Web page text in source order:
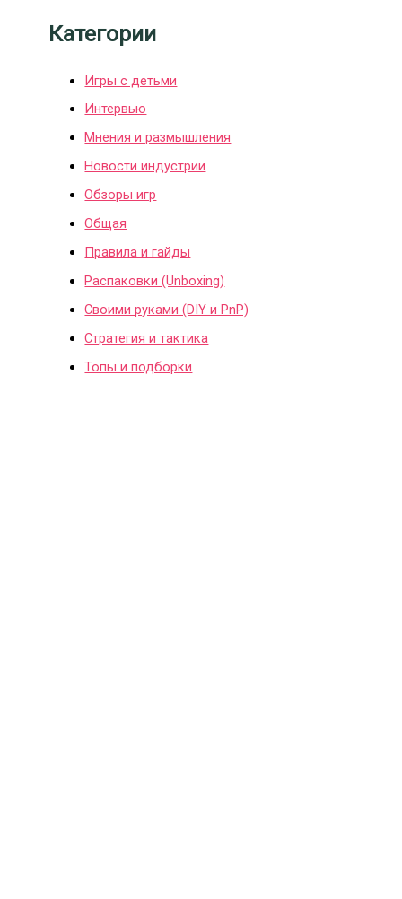
Категории
Игры с детьми
Интервью
Мнения и размышления
Новости индустрии
Обзоры игр
Общая
Правила и гайды
Распаковки (Unboxing)
Своими руками (DIY и PnP)
Стратегия и тактика
Топы и подборки